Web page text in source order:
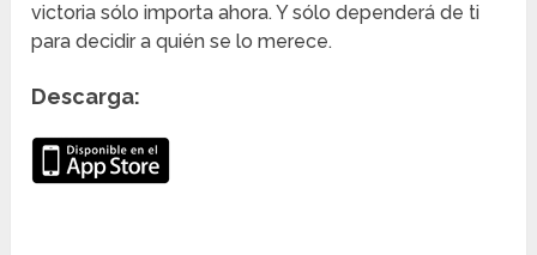
victoria sólo importa ahora. Y sólo dependerá de ti
para decidir a quién se lo merece.
Descarga: